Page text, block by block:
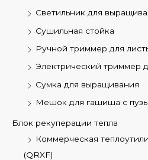
Светильник для
Сушильная стойка
Ручной триммер для
Электрический триммер
Сумка для выращивания
Мешок для гашиша с
Блок рекуперации тепла
Коммерческая
(QRXF)